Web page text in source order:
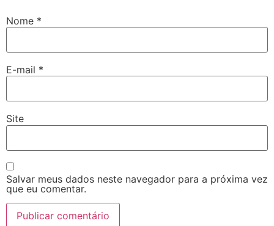
Nome *
E-mail *
Site
Salvar meus dados neste navegador para a próxima vez
que eu comentar.